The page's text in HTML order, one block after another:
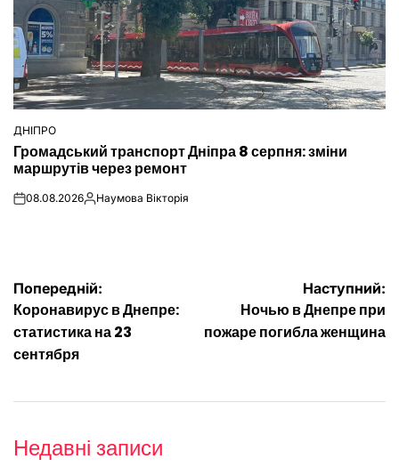
ОПУБЛІКУВАТИ
ДНІПРО
Громадський транспорт Дніпра 8 серпня: зміни
маршрутів через ремонт
on08.08.2026Опубліковано
Наумова Вікторія
Навігація
записів
Попередній:
Коронавирус в Днепре:
статистика на 23
сентября
Наступний:
Ночью в Днепре при
пожаре погибла женщина
Недавні записи